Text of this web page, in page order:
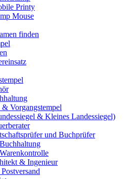
Printy
Mouse
finden
Vorgangstempel
& Kleines Landessiegel)
und Buchprüfer
& Ingenieur